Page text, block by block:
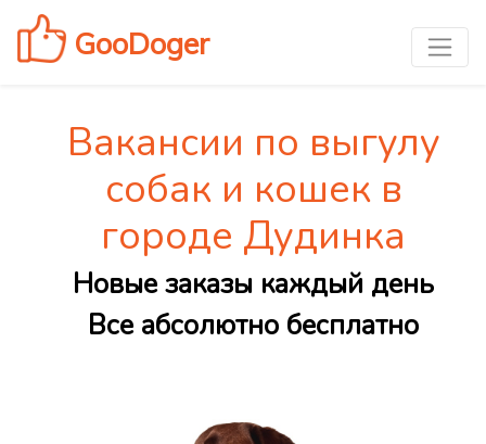
GooDoger
Вакансии по выгулу
собак и кошек в
городе Дудинка
Новые заказы каждый день
Все абсолютно бесплатно